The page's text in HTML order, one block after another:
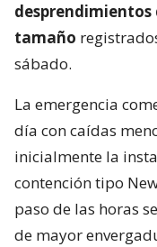
desprendimientos
tamaño
sábado.
La emergencia
día con caídas
inicialmente la
contención tipo
paso de las horas
de mayor